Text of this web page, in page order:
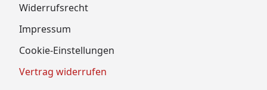
Widerrufsrecht
Impressum
Cookie-Einstellungen
Vertrag widerrufen